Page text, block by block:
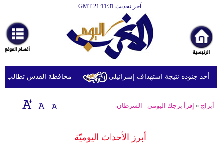
آخر تحديث GMT 21:11:31
أخبارعاجلة
رياضة
ثقافة
إقتصاد
محافظة القدس تطالب أحد جنوده نتيجة استهداف إسرائيلي
أبراج » إقرأ برجك اليومي - السرطان
أبرز الأحداث اليوميّة